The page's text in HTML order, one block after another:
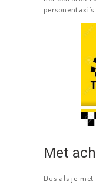
Met
Dus als je